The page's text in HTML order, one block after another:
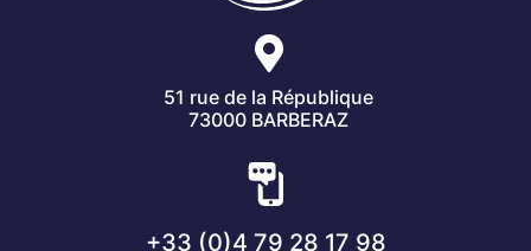
51 rue de la République
73000 BARBERAZ
+33 (0)4 79 28 17 98